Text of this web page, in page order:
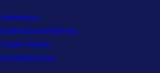
Impressum
Datenschutzerklärung
Cookie Notice
Kontaktformular